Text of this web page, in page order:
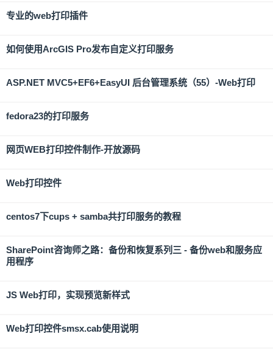
专业的web打印插件
如何使用ArcGIS Pro发布自定义打印服务
ASP.NET MVC5+EF6+EasyUI 后台管理系统（55）-Web打印
fedora23的打印服务
网页WEB打印控件制作-开放源码
Web打印控件
centos7下cups + samba共打印服务的教程
SharePoint咨询师之路：备份和恢复系列三 - 备份web和服务应
用程序
JS Web打印，实现预览新样式
Web打印控件smsx.cab使用说明